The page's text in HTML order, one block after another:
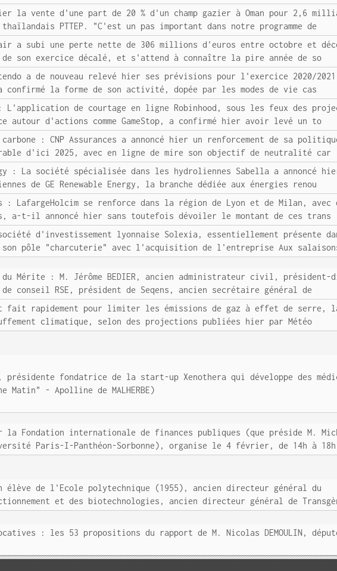
la vente d'une part de 20 % d'un champ gazier à Oman pour 2,6
PTTEP. "C'est un pas important dans notre programme de
a subi une perte nette de 306 millions d'euros entre octobre et
son exercice décalé, et s'attend à connaître la pire année de so
a de nouveau relevé hier ses prévisions pour l'exercice 2020/
la forme de son activité, dopée par les modes de vie cas
L'application de courtage en ligne Robinhood, sous les feux des
autour d'actions comme GameStop, a confirmé hier avoir levé un to
: CNP Assurances a annoncé hier un renforcement de sa
d'ici 2025, avec en ligne de mire son objectif de neutralité car
: La société spécialisée dans les hydroliennes Sabella a annoncé
de GE Renewable Energy, la branche dédiée aux énergies renou
: LafargeHolcim se renforce dans la région de Lyon et de Milan, avec
a-t-il annoncé hier sans toutefois dévoiler le montant de ces trans
d'investissement lyonnaise Solexia, essentiellement présente
pôle "charcuterie" avec l'acquisition de l'entreprise Aux
Mérite : M. Jérôme BEDIER, ancien administrateur civil, président-
conseil RSE, président de Seqens, ancien secrétaire général de
fait rapidement pour limiter les émissions de gaz à effet de serre,
climatique, selon des projections publiées hier par Météo
présidente fondatrice de la start-up Xenothera qui développe des
- Apolline de MALHERBE)
Fondation internationale de finances publiques (que préside M.
Paris-I-Panthéon-Sorbonne), organise le 4 février, de 14h à 18h
élève de l'Ecole polytechnique (1955), ancien directeur général du
et des biotechnologies, ancien directeur général de
: les 53 propositions du rapport de M. Nicolas DEMOULIN,